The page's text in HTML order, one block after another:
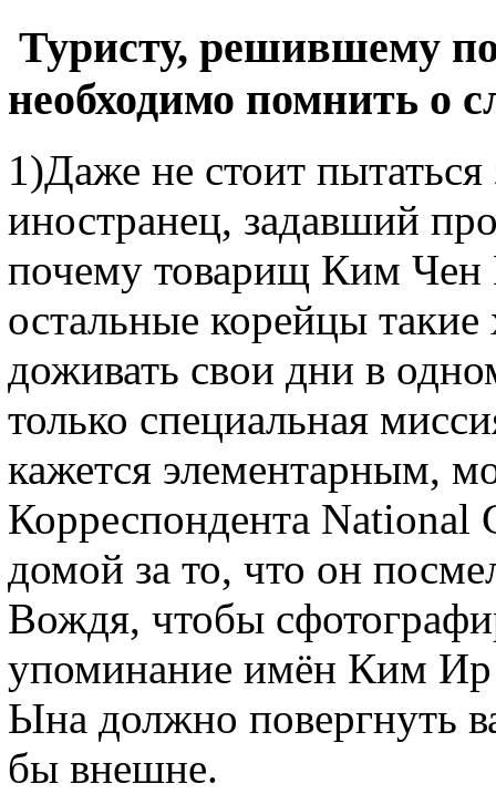
Туристу, решившему
необходимо помнить о
1)Даже не стоит
иностранец, задавший
почему товарищ Ким Чен
остальные корейцы
доживать свои дни в
только специальная
кажется элементарным,
Корреспондента National
домой за то, что он
Вождя, чтобы
упоминание имён Ким
Ына должно повергнуть
бы внешне.